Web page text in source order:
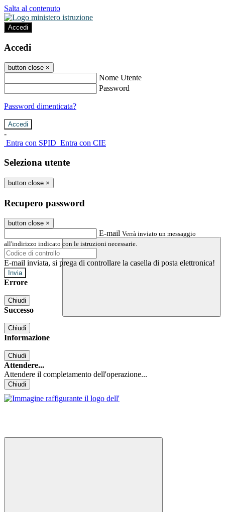
Salta al contenuto
Accedi
Accedi
button close ×
Nome Utente
Password
Password dimenticata?
-
Entra con SPID Entra con CIE
Seleziona utente
button close ×
Recupero password
button close ×
E-mail Verrà inviato un messaggio
all'indirizzo indicato con le istruzioni necessarie.
E-mail inviata, si prega di controllare la casella di posta elettronica!
Errore
Chiudi
Successo
Chiudi
Informazione
Chiudi
Attendere...
Attendere il completamento dell'operazione...
Chiudi